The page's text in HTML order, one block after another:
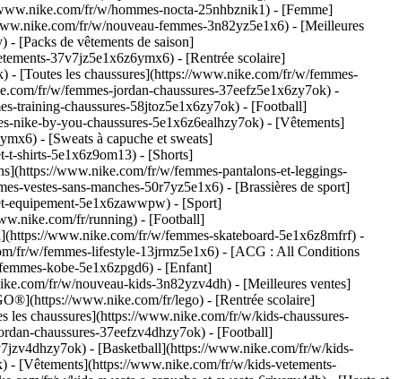
fr/w/hommes-nocta-25nhbznik1) - [Femme]
fr/w/nouveau-femmes-3n82yz5e1x6) - [Meilleures
[Packs de vêtements de saison]
37v7jz5e1x6z6ymx6) - [Rentrée scolaire]
- [Toutes les chaussures](https://www.nike.com/fr/w/femmes-
fr/w/femmes-jordan-chaussures-37eefz5e1x6zy7ok) -
training-chaussures-58jtoz5e1x6zy7ok) - [Football]
nike-by-you-chaussures-5e1x6z6ealhzy7ok) - [Vêtements]
- [Sweats à capuche et sweats]
t-shirts-5e1x6z9om13) - [Shorts]
www.nike.com/fr/w/femmes-pantalons-et-leggings-
vestes-sans-manches-50r7yz5e1x6) - [Brassières de sport]
equipement-5e1x6zawwpw) - [Sport]
fr/running) - [Football]
www.nike.com/fr/w/femmes-skateboard-5e1x6z8mfrf) -
fr/w/femmes-lifestyle-13jrmz5e1x6) - [ACG : All Conditions
kobe-5e1x6zpgd6) - [Enfant]
fr/w/nouveau-kids-3n82yzv4dh) - [Meilleures ventes]
www.nike.com/fr/lego) - [Rentrée scolaire]
chaussures](https://www.nike.com/fr/w/kids-chaussures-
chaussures-37eefzv4dhzy7ok) - [Football]
- [Basketball](https://www.nike.com/fr/w/kids-
- [Vêtements](https://www.nike.com/fr/w/kids-vetements-